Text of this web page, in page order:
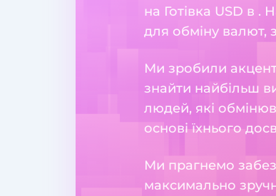
на Готівка USD в
для обміну валют,
Ми зробили
знайти найбільш
людей, які
основі їхнього
Ми прагнемо
максимально